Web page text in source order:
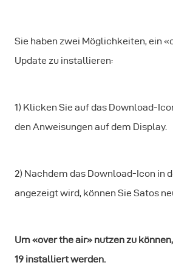
Sie haben zwei Möglichkeiten, ein
Update zu installieren:
1) Klicken Sie auf das Download-
den Anweisungen auf dem Display.
2) Nachdem das Download-Icon in
angezeigt wird, können Sie Satos
Um «over the air» nutzen zu
19 installiert werden.